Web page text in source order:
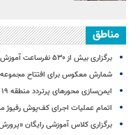
مناطق
برگزاری بیش از ۵۳۰ نفرساعت آموزش دوچرخه‌سواری در منطقه ۱۳
شمارش معکوس برای افتتاح
ایمن‌سازی محورهای پرتردد منطقه ۱۹ با مرمت و نصب ۳۲ گاردریل
اتمام عملیات اجرای کف‌پوش رفیوژ
برگزاری کلاس آموزشی رایگان